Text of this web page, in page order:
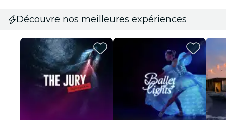
Découvre nos meilleures expériences